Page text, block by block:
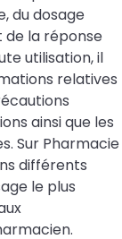
du dosage
la réponse
utilisation, il
relatives
ainsi que les
Sur Pharmacie
différents
le plus